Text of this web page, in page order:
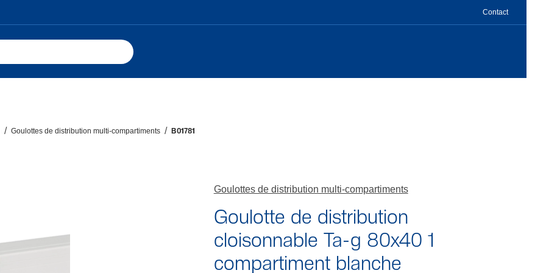
Contact
Goulottes de distribution multi-compartiments B01781
Goulottes de distribution multi-compartiments
Goulotte de distribution
cloisonnable Ta-g 80x40 1
compartiment blanche